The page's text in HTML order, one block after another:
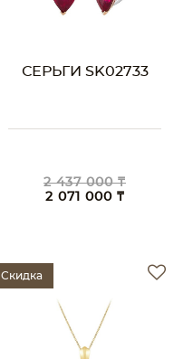
СЕРЬГИ SK02733
2 437 000 ₸
2 071 000 ₸
Скидка